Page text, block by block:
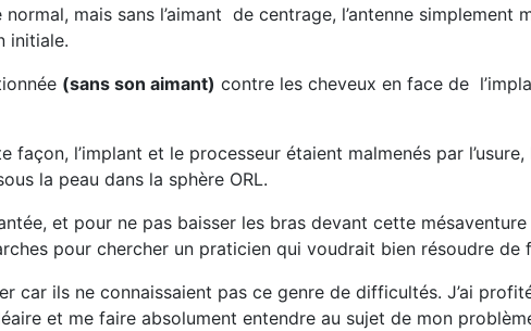
normal, mais sans l’aimant de centrage, l’antenne
initiale.
(sans son aimant) contre les cheveux en face de
l’implant et le processeur étaient malmenés par
la peau dans la sphère ORL.
et pour ne pas baisser les bras devant cette
pour chercher un praticien qui voudrait bien résoudre
car ils ne connaissaient pas ce genre de difficultés. J’ai
et me faire absolument entendre au sujet de mon